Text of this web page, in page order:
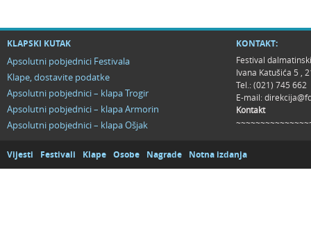
KLAPSKI KUTAK
Apsolutni pobjednici Festivala
Klape, dostavite podatke
Apsolutni pobjednici – klapa Trogir
Apsolutni pobjednici – klapa Armorin
Apsolutni pobjednici – klapa Ošjak
KONTAKT:
Festival
Ivana Katušića 5 ,
Tel.: (021) 745 662
E-mail:
Kontakt
Vijesti Festivali Klape Osobe Nagrade Notna izdanja